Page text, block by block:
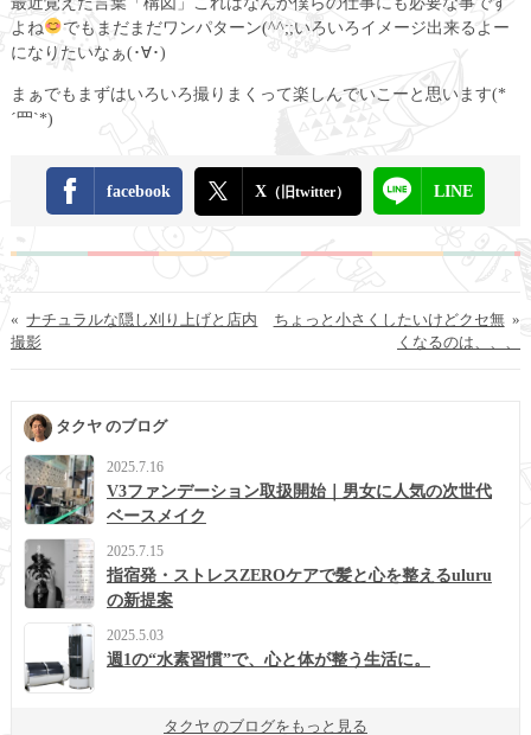
よね
でもまだまだワンパターン(^^;;いろいろイメージ出来るよー
になりたいなぁ(･∀･)
まぁでもまずはいろいろ撮りまくって楽しんでいこーと思います(*
´罒`*)
facebook X（旧twitter） LINE
« ナチュラルな隠し刈り上げと店内
撮影
»
ちょっと小さくしたいけどクセ無
くなるのは、、、
タクヤ のブログ
2025.7.16
V3ファンデーション取扱開始｜男女に人気の次世代
ベースメイク
2025.7.15
指宿発・ストレスZEROケアで髪と心を整えるuluru
の新提案
2025.5.03
週1の“水素習慣”で、心と体が整う生活に。
タクヤ のブログをもっと見る